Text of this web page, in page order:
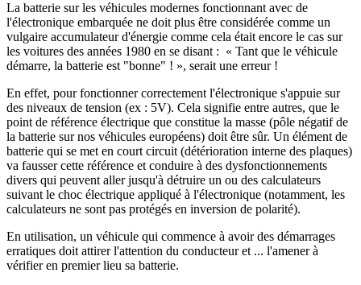
La batterie sur les véhicules modernes fonctionnant avec de
l'électronique embarquée ne doit plus être considérée comme un
vulgaire accumulateur d'énergie comme cela était encore le cas sur
les voitures des années 1980 en se disant : « Tant que le véhicule
démarre, la batterie est "bonne" ! », serait une erreur !
En effet, pour fonctionner correctement l'électronique s'appuie sur
des niveaux de tension (ex : 5V). Cela signifie entre autres, que le
point de référence électrique que constitue la masse (pôle négatif de
la batterie sur nos véhicules européens) doit être sûr. Un élément de
batterie qui se met en court circuit (détérioration interne des plaques)
va fausser cette référence et conduire à des dysfonctionnements
divers qui peuvent aller jusqu'à détruire un ou des calculateurs
suivant le choc électrique appliqué à l'électronique (notamment, les
calculateurs ne sont pas protégés en inversion de polarité).
En utilisation, un véhicule qui commence à avoir des démarrages
erratiques doit attirer l'attention du conducteur et ... l'amener à
vérifier en premier lieu sa batterie.